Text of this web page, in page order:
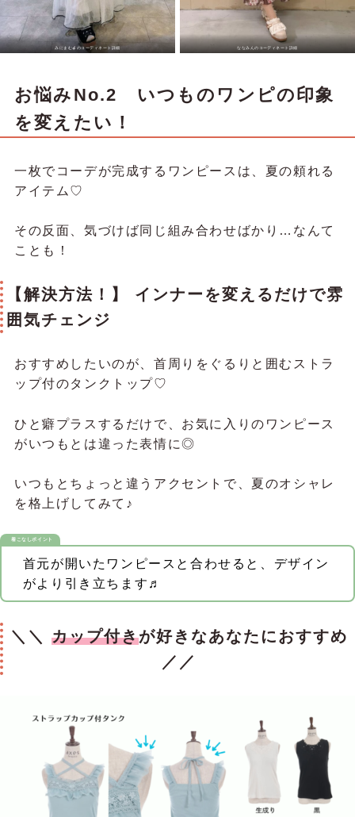
みにまむ🍎のコーディネート詳細 ななみんのコーディネート詳細
お悩みNo.2 いつものワンピの印象
を変えたい！
一枚でコーデが完成するワンピースは、夏の頼れる
アイテム♡
その反面、気づけば同じ組み合わせばかり…なんて
ことも！
【解決方法！】 インナーを変えるだけで雰
囲気チェンジ
おすすめしたいのが、首周りをぐるりと囲むストラ
ップ付のタンクトップ♡
ひと癖プラスするだけで、お気に入りのワンピース
がいつもとは違った表情に◎
いつもとちょっと違うアクセントで、夏のオシャレ
を格上げしてみて♪
着こなしポイント
首元が開いたワンピースと合わせると、デザイン
がより引き立ちます♬
＼＼ カップ付きが好きなあなたにおすすめ
／／